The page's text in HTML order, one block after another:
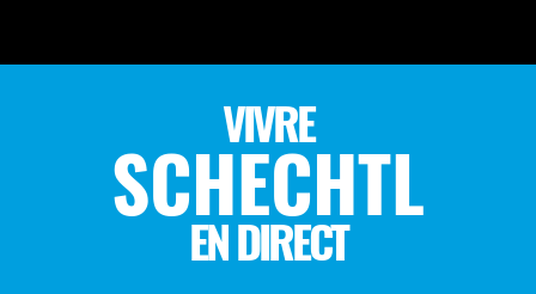
VIVRE
SCHECHTL
EN DIRECT